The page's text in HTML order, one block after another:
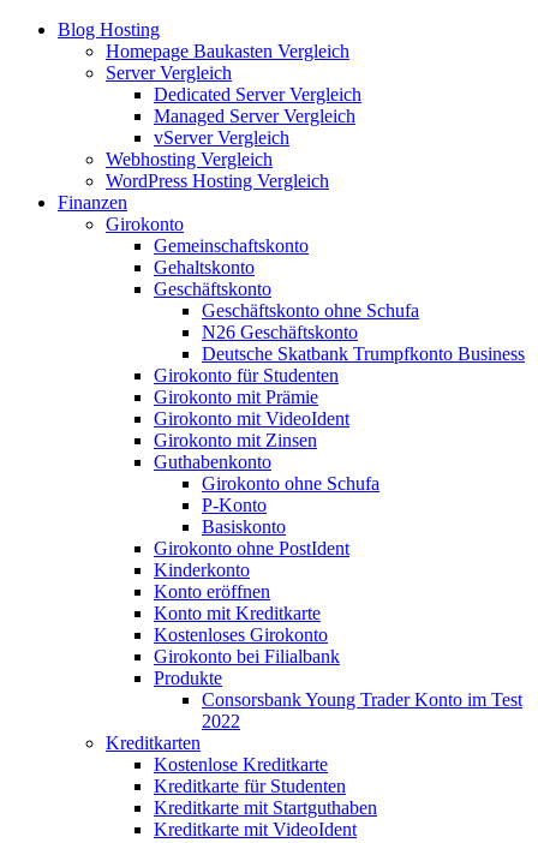
Blog Hosting
Homepage Baukasten Vergleich
Server Vergleich
Dedicated Server Vergleich
Managed Server Vergleich
vServer Vergleich
Webhosting Vergleich
WordPress Hosting Vergleich
Finanzen
Girokonto
Gemeinschaftskonto
Gehaltskonto
Geschäftskonto
Geschäftskonto ohne Schufa
N26 Geschäftskonto
Deutsche Skatbank Trumpfkonto Business
Girokonto für Studenten
Girokonto mit Prämie
Girokonto mit VideoIdent
Girokonto mit Zinsen
Guthabenkonto
Girokonto ohne Schufa
P-Konto
Basiskonto
Girokonto ohne PostIdent
Kinderkonto
Konto eröffnen
Konto mit Kreditkarte
Kostenloses Girokonto
Girokonto bei Filialbank
Produkte
Consorsbank Young Trader Konto im Test
2022
Kreditkarten
Kostenlose Kreditkarte
Kreditkarte für Studenten
Kreditkarte mit Startguthaben
Kreditkarte mit VideoIdent